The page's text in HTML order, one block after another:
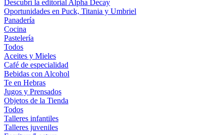
Descubrí la editorial Alpha Decay
Oportunidades en Puck, Titania y Umbriel
Panadería
Cocina
Pastelería
Todos
Aceites y Mieles
Café de especialidad
Bebidas con Alcohol
Te en Hebras
Jugos y Prensados
Objetos de la Tienda
Todos
Talleres infantiles
Talleres juveniles